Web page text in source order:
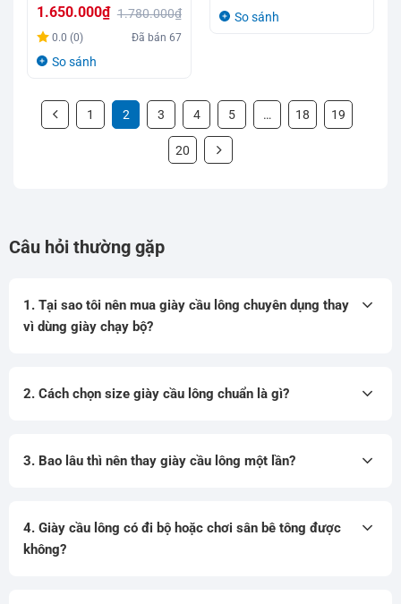
1.780.000₫
Giá
gốc
1.780.000₫.
1.650.000₫
Giá
hiện
là:
1.650.000₫.
0.0 (0) Đã bán67
So sánh
gốc
hiệnSo sánh
1 2 3 4 5 … 18 19
20
Câu hỏi thường gặp
1. Tại sao tôi nên mua giày cầu lông chuyên dụng thay
vì dùng giày chạy bộ?
2. Cách chọn size giày cầu lông chuẩn là gì?
3. Bao lâu thì nên thay giày cầu lông một lần?
4. Giày cầu lông có đi bộ hoặc chơi sân bê tông được
không?